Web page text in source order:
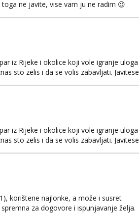
ne javite, vise vam ju ne radim 😉
iz Rijeke i okolice koji vole igranje uloga
sto zelis i da se volis zabavljati. Javitese
iz Rijeke i okolice koji vole igranje uloga
sto zelis i da se volis zabavljati. Javitese
korištene najlonke, a može i susret
za dogovore i ispunjavanje želja.